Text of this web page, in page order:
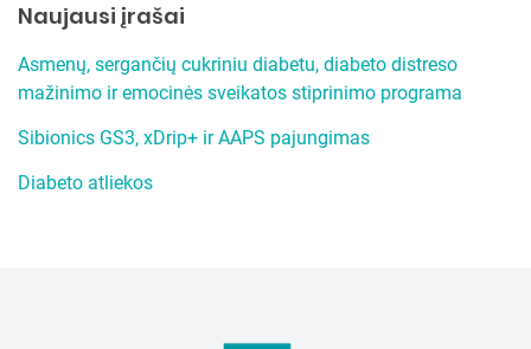
Naujausi įrašai
Asmenų, sergančių cukriniu diabetu, diabeto distreso
mažinimo ir emocinės sveikatos stiprinimo programa
Sibionics GS3, xDrip+ ir AAPS pajungimas
Diabeto atliekos